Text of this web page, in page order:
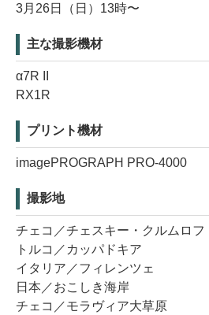
3月26日（日）13時〜
主な撮影機材
α7R II
RX1R
プリント機材
imagePROGRAPH PRO-4000
撮影地
チェコ／チェスキー・クルムロフ
トルコ／カッパドキア
イタリア／フィレンツェ
日本／おこしき海岸
チェコ／モラヴィア大草原